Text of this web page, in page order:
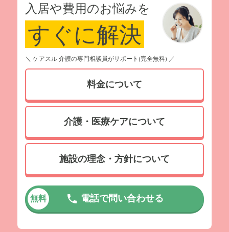
入居や費用のお悩みを
すぐに解決
＼ ケアスル 介護の専門相談員がサポート(完全無料) ／
料金について
介護・医療ケアについて
施設の理念・方針について
無料 電話で問い合わせる